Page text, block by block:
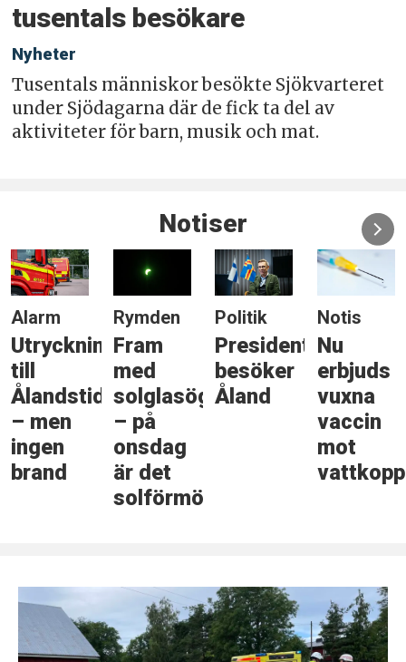
tusentals besökare
Nyheter
Tusentals människor besökte Sjökvarteret
under Sjödagarna där de fick ta del av
aktiviteter för barn, musik och mat.
Notiser
Alarm
Utryckning
till
Ålandstidningen
– men
ingen
brand
Rymden
Fram
med
solglasögonen
– på
onsdag
är det
solförmörkelse
Politik
Presidenten
besöker
Åland
Notis
Nu
erbjuds
vuxna
vaccin
mot